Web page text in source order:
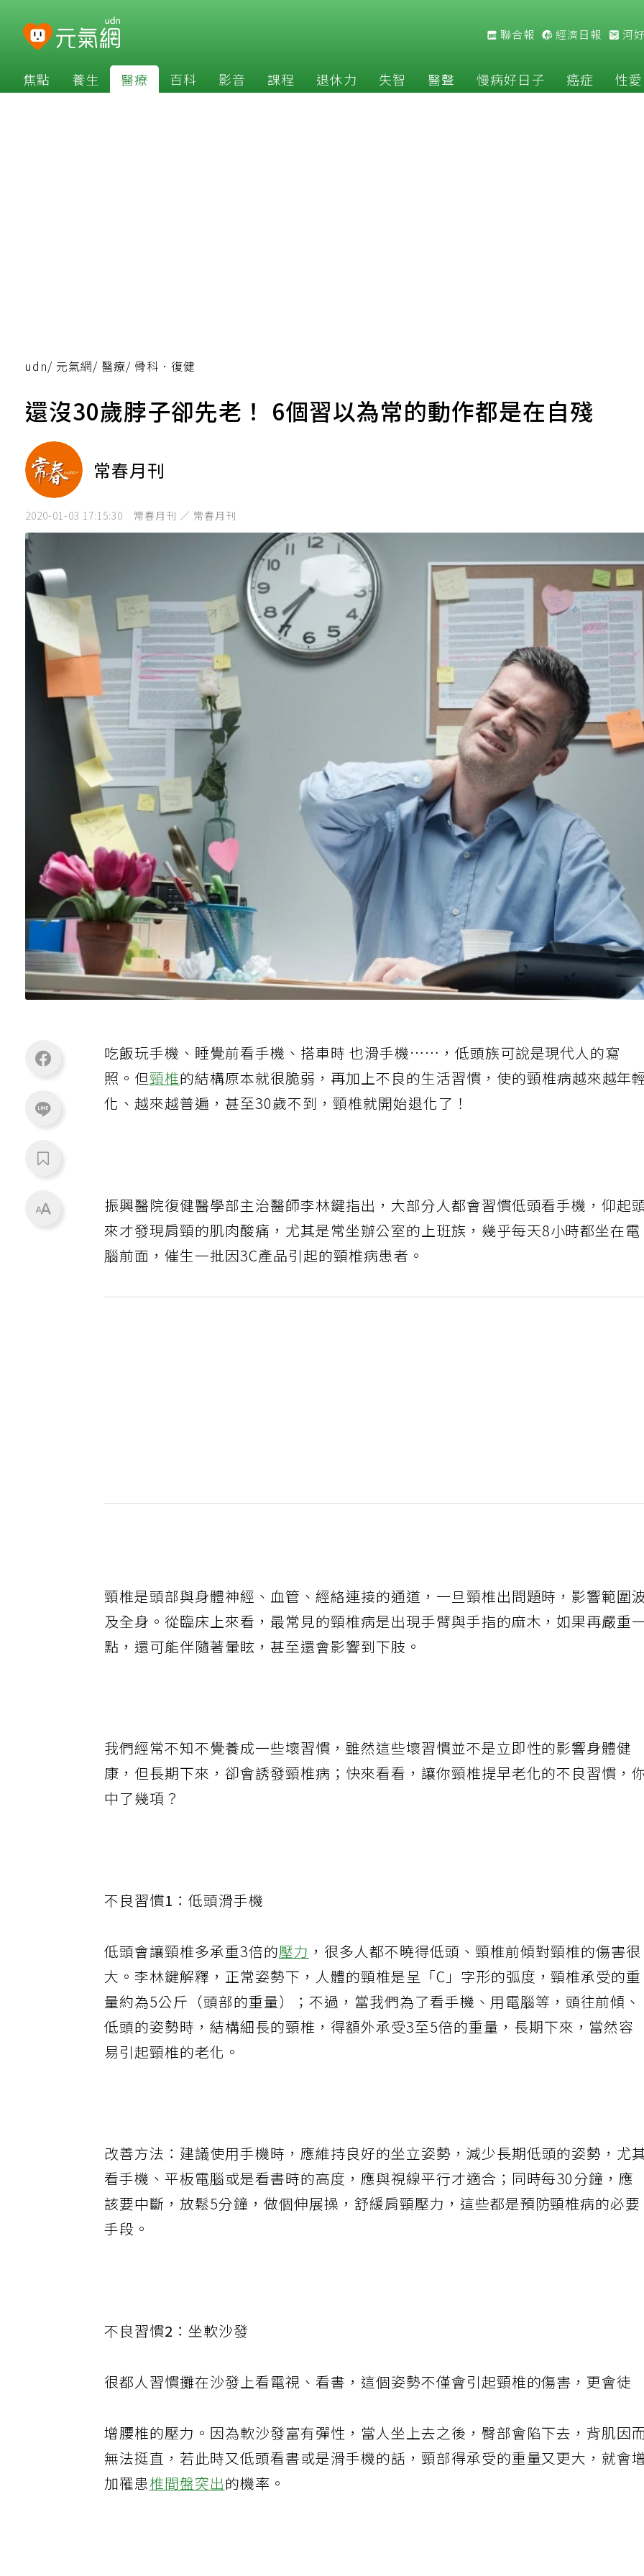
聯合報 經濟日報 河
焦點 養生 醫療 百科 影音 課程 退休力 失智 醫聲 慢病好日子 癌症 性愛
udn/ 元氣網/ 醫療/ 骨科．復健
還沒30歲脖子卻先老！ 6個習以為常的動作都是在自殘
常春月刊
2020-01-03 17:15:30 常春月刊 ／ 常春月刊
吃飯玩手機、睡覺前看手機、搭車時 也滑手機……，低頭族可說是現代人的寫
照。但頸椎的結構原本就很脆弱，再加上不良的生活習慣，使的頸椎病越來越年
化、越來越普遍，甚至30歲不到，頸椎就開始退化了！
振興醫院復健醫學部主治醫師李林鍵指出，大部分人都會習慣低頭看手機，仰起
來才發現肩頸的肌肉酸痛，尤其是常坐辦公室的上班族，幾乎每天8小時都坐在電
腦前面，催生一批因3C產品引起的頸椎病患者。
頸椎是頭部與身體神經、血管、經絡連接的通道，一旦頸椎出問題時，影響範圍
及全身。從臨床上來看，最常見的頸椎病是出現手臂與手指的麻木，如果再嚴重
點，還可能伴隨著暈眩，甚至還會影響到下肢。
我們經常不知不覺養成一些壞習慣，雖然這些壞習慣並不是立即性的影響身體健
康，但長期下來，卻會誘發頸椎病；快來看看，讓你頸椎提早老化的不良習慣，
中了幾項？
不良習慣1 ：低頭滑手機
低頭會讓頸椎多承重3倍的壓力 ，很多人都不曉得低頭、頸椎前傾對頸椎的傷害很
大。李林鍵解釋，正常姿勢下，人體的頸椎是呈「C」字形的弧度，頸椎承受的重
量約為5公斤（頭部的重量）；不過，當我們為了看手機、用電腦等，頭往前傾、
低頭的姿勢時，結構細長的頸椎，得額外承受3至5倍的重量，長期下來，當然容
易引起頸椎的老化。
改善方法： 建議使用手機時，應維持良好的坐立姿勢，減少長期低頭的姿勢，尤
看手機、平板電腦或是看書時的高度，應與視線平行才適合；同時每30分鐘，應
該要中斷，放鬆5分鐘，做個伸展操，舒緩肩頸壓力，這些都是預防頸椎病的必要
手段。
不良習慣2 ：坐軟沙發
很都人習慣攤在沙發上看電視、看書，這個姿勢不僅會引起頸椎的傷害，更會徒
增腰椎的壓力。因為軟沙發富有彈性，當人坐上去之後，臀部會陷下去，背肌因
無法挺直，若此時又低頭看書或是滑手機的話，頸部得承受的重量又更大，就會
加罹患椎間盤突出的機率。